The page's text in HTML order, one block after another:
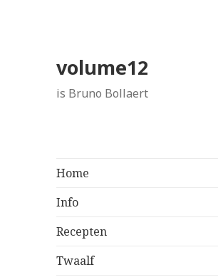
volume12
is Bruno Bollaert
Home
Info
Recepten
Twaalf